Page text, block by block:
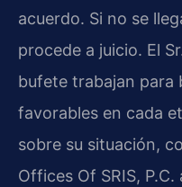
acuerdo. Si no se
procede a juicio. El
bufete trabajan para
favorables en cada
sobre su situación,
Offices Of SRIS,